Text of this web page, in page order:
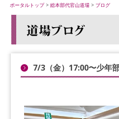
ポータルトップ> 総本部代官山道場 > ブログ
7/3（金）17:00〜少年